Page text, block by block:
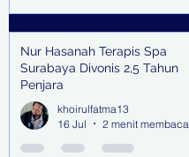
Nur Hasanah Terapis Spa
Surabaya Divonis 2,5 Tahun
Penjara
khoirulfatma13
16 Jul
2 menit membaca